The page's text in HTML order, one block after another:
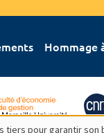
Hommage
pour garantir